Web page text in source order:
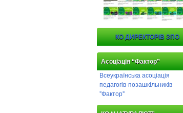
КО ДИРЕКТОРІВ ЗПО
Асоціація “Фактор”
Всеукраїнська асоціація
педагогів-позашкільників
"Фактор"